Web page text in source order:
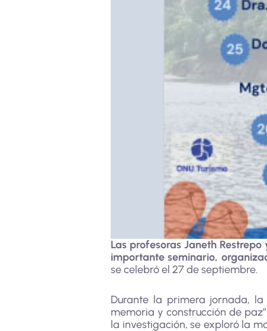
Las profesoras Janeth
importante seminario,
se celebró el 27 de septiembre.
Durante la primera jornada, la
memoria y construcción de
la investigación, se exploró la